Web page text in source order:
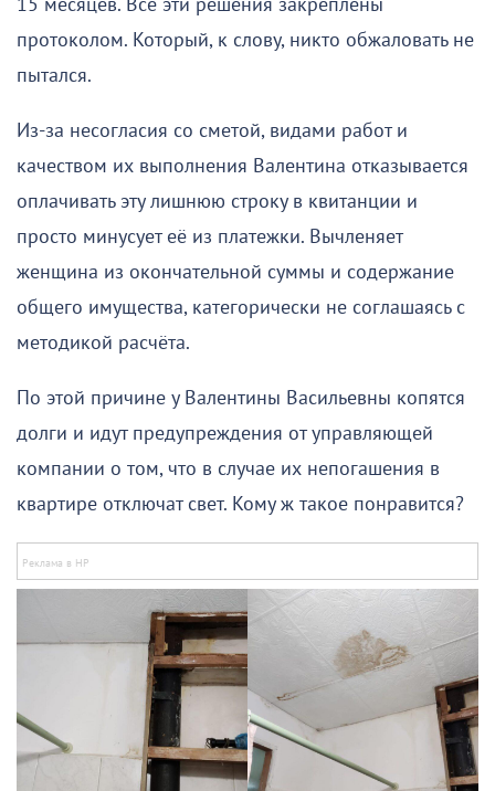
протоколом. Который, к слову, никто обжаловать не
пытался.
Из-за несогласия со сметой, видами работ и
качеством их выполнения Валентина отказывается
оплачивать эту лишнюю строку в квитанции и
просто минусует её из платежки. Вычленяет
женщина из окончательной суммы и содержание
общего имущества, категорически не соглашаясь с
методикой расчёта.
По этой причине у Валентины Васильевны копятся
долги и идут предупреждения от управляющей
компании о том, что в случае их непогашения в
квартире отключат свет. Кому ж такое понравится?